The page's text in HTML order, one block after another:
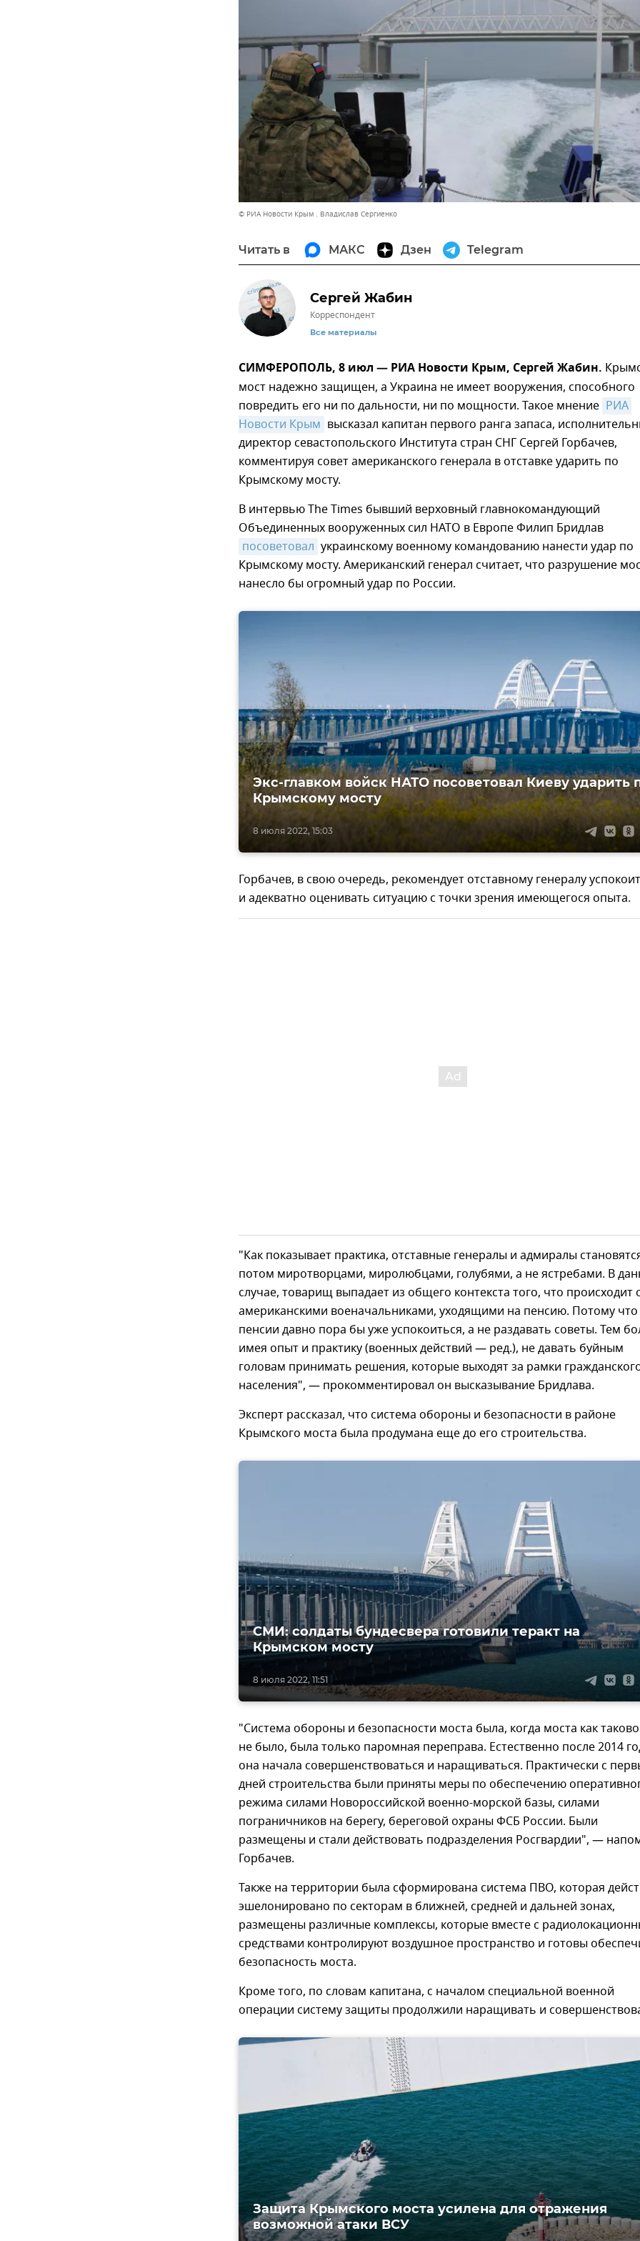
© РИА Новости Крым . Владислав Сергиенко
Читать в МАКС Дзен Telegram
Сергей Жабин
Корреспондент
Все материалы
СИМФЕРОПОЛЬ, 8 июл — РИА Новости Крым, Сергей Жабин.
мост надежно защищен, а Украина не имеет вооружения, способного
повредить его ни по дальности, ни по мощности. Такое мнение РИА
Новости Крым высказал капитан первого ранга запаса,
директор севастопольского Института стран СНГ Сергей Горбачев,
комментируя совет американского генерала в отставке ударить по
Крымскому мосту.
В интервью The Times бывший верховный главнокомандующий
Объединенных вооруженных сил НАТО в Европе Филип Бридлав
посоветовал украинскому военному командованию нанести удар по
Крымскому мосту. Американский генерал считает, что разрушение
нанесло бы огромный удар по России.
8 июля 2022, 15:03
Экс-главком войск НАТО посоветовал Киеву ударить
Крымскому мосту
Горбачев, в свою очередь, рекомендует отставному генералу
и адекватно оценивать ситуацию с точки зрения имеющегося опыта.
"Как показывает практика, отставные генералы и адмиралы
потом миротворцами, миролюбцами, голубями, а не ястребами. В
случае, товарищ выпадает из общего контекста того, что происходит с
американскими военачальниками, уходящими на пенсию. Потому что
пенсии давно пора бы уже успокоиться, а не раздавать советы. Тем
имея опыт и практику (военных действий — ред.), не давать буйным
головам принимать решения, которые выходят за рамки
населения", — прокомментировал он высказывание Бридлава.
Эксперт рассказал, что система обороны и безопасности в районе
Крымского моста была продумана еще до его строительства.
8 июля 2022, 11:51
СМИ: солдаты бундесвера готовили теракт на
Крымском мосту
"Система обороны и безопасности моста была, когда моста как
не было, была только паромная переправа. Естественно после 2014
она начала совершенствоваться и наращиваться. Практически с
дней строительства были приняты меры по обеспечению
режима силами Новороссийской военно-морской базы, силами
пограничников на берегу, береговой охраны ФСБ России. Были
размещены и стали действовать подразделения Росгвардии", —
Горбачев.
Также на территории была сформирована система ПВО, которая
эшелонировано по секторам в ближней, средней и дальней зонах,
размещены различные комплексы, которые вместе с
средствами контролируют воздушное пространство и готовы
безопасность моста.
Кроме того, по словам капитана, с началом специальной военной
операции систему защиты продолжили наращивать и
Защита Крымского моста усилена для отражения
возможной атаки ВСУ